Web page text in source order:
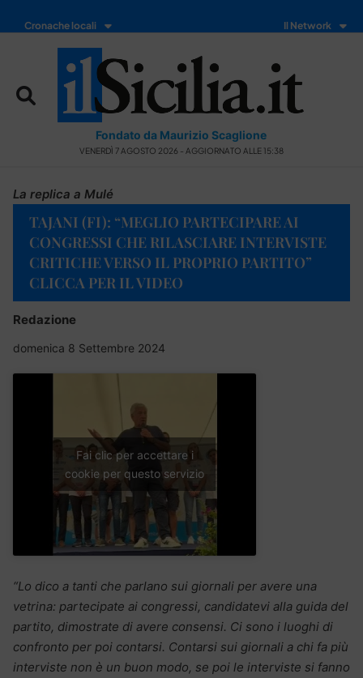
Cronache locali Il Network
Fondato da Maurizio Scaglione
VENERDÌ 7 AGOSTO 2026 - AGGIORNATO ALLE 15:38
La replica a Mulé
TAJANI (FI): “MEGLIO PARTECIPARE AI
CONGRESSI CHE RILASCIARE INTERVISTE
CRITICHE VERSO IL PROPRIO PARTITO”
CLICCA PER IL VIDEO
Redazione
domenica 8 Settembre 2024
Fai clic per accettare i
cookie per questo servizio
“Lo dico a tanti che parlano sui giornali per avere una
vetrina: partecipate ai congressi, candidatevi alla guida del
partito, dimostrate di avere consensi. Ci sono i luoghi di
confronto per poi contarsi. Contarsi sui giornali a chi fa più
interviste non è un buon modo, se poi le interviste si fanno